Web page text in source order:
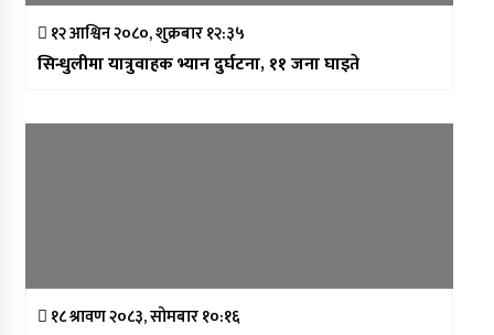
१२ आश्विन २०८०, शुक्रबार १२:३५
सिन्धुलीमा यात्रुवाहक भ्यान दुर्घटना, ११ जना घाइते
१८ श्रावण २०८३, सोमबार १०:१६